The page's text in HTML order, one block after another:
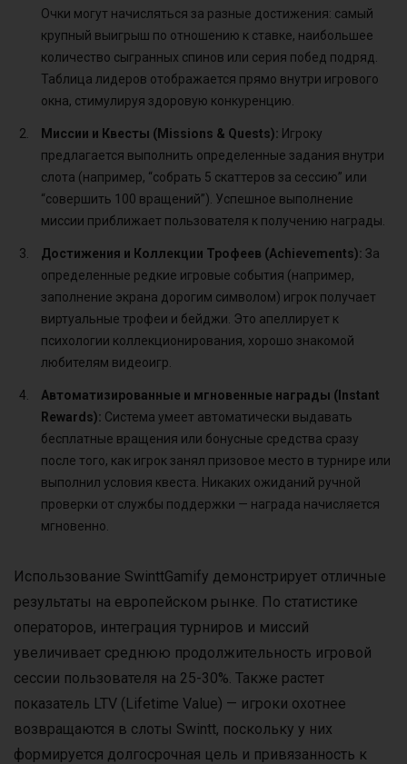
Очки могут начисляться за разные достижения: самый
крупный выигрыш по отношению к ставке, наибольшее
количество сыгранных спинов или серия побед подряд.
Таблица лидеров отображается прямо внутри игрового
окна, стимулируя здоровую конкуренцию.
Миссии и Квесты (Missions & Quests): Игроку
предлагается выполнить определенные задания внутри
слота (например, “собрать 5 скаттеров за сессию” или
“совершить 100 вращений”). Успешное выполнение
миссии приближает пользователя к получению награды.
Достижения и Коллекции Трофеев (Achievements): За
определенные редкие игровые события (например,
заполнение экрана дорогим символом) игрок получает
виртуальные трофеи и бейджи. Это апеллирует к
психологии коллекционирования, хорошо знакомой
любителям видеоигр.
Автоматизированные и мгновенные награды (Instant
Rewards): Система умеет автоматически выдавать
бесплатные вращения или бонусные средства сразу
после того, как игрок занял призовое место в турнире или
выполнил условия квеста. Никаких ожиданий ручной
проверки от службы поддержки — награда начисляется
мгновенно.
Использование SwinttGamify демонстрирует отличные
результаты на европейском рынке. По статистике
операторов, интеграция турниров и миссий
увеличивает среднюю продолжительность игровой
сессии пользователя на 25-30%. Также растет
показатель LTV (Lifetime Value) — игроки охотнее
возвращаются в слоты Swintt, поскольку у них
формируется долгосрочная цель и привязанность к